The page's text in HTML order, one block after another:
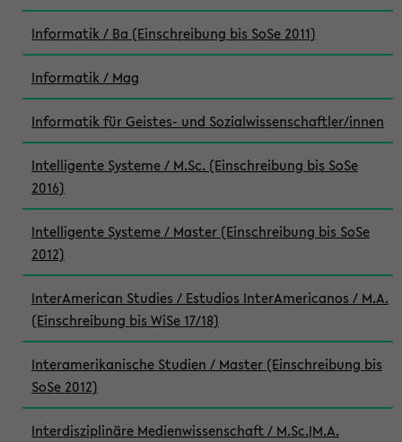
Informatik / Ba (Einschreibung bis SoSe 2011)
Informatik / Mag
Informatik für Geistes- und Sozialwissenschaftler/innen
Intelligente Systeme / M.Sc. (Einschreibung bis SoSe
2016)
Intelligente Systeme / Master (Einschreibung bis SoSe
2012)
InterAmerican Studies / Estudios InterAmericanos / M.A.
(Einschreibung bis WiSe 17/18)
Interamerikanische Studien / Master (Einschreibung bis
SoSe 2012)
Interdisziplinäre Medienwissenschaft / M.Sc.|M.A.